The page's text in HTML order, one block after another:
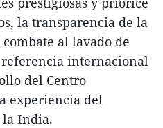
la transparencia de la
al lavado de
internacional
del Centro
experiencia del
la India.